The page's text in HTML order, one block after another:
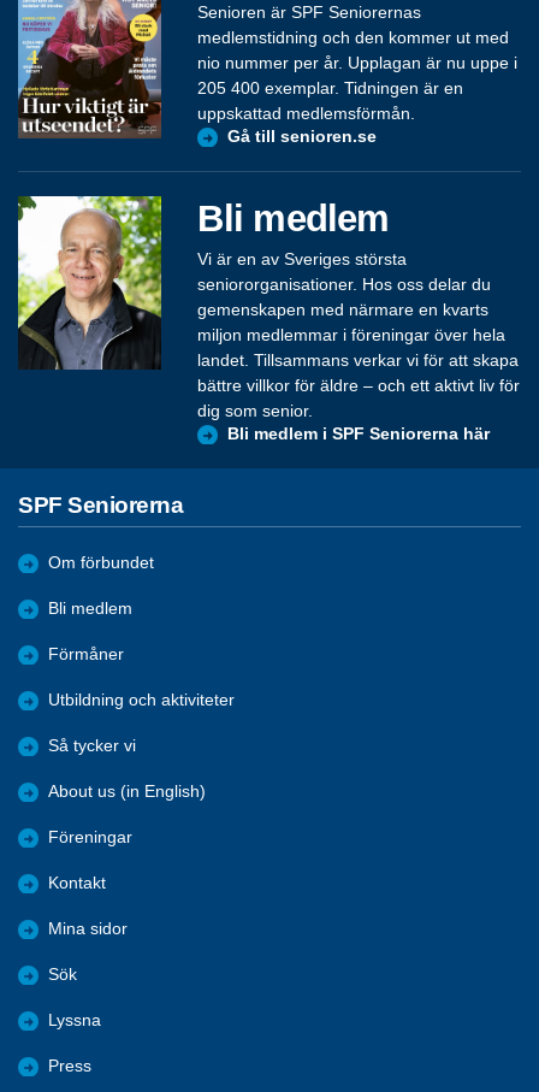
Senioren är SPF Seniorernas
medlemstidning och den kommer ut med
nio nummer per år. Upplagan är nu uppe i
205 400 exemplar. Tidningen är en
uppskattad medlemsförmån.
Gå till senioren.se
Bli medlem
Vi är en av Sveriges största
seniororganisationer. Hos oss delar du
gemenskapen med närmare en kvarts
miljon medlemmar i föreningar över hela
landet. Tillsammans verkar vi för att skapa
bättre villkor för äldre – och ett aktivt liv för
dig som senior.
Bli medlem i SPF Seniorerna här
SPF Seniorerna
Om förbundet
Bli medlem
Förmåner
Utbildning och aktiviteter
Så tycker vi
About us (in English)
Föreningar
Kontakt
Mina sidor
Sök
Lyssna
Press